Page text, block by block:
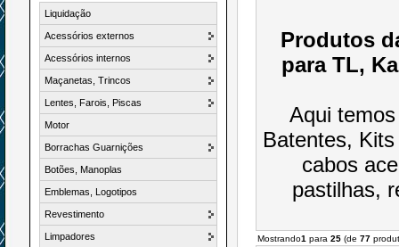
Liquidação
Acessórios externos
Acessórios internos
Maçanetas, Trincos
Lentes, Farois, Piscas
Motor
Borrachas Guarnições
Botões, Manoplas
Emblemas, Logotipos
Revestimento
Limpadores
Produtos
para TL,
Aqui
Batentes,
cabos
pastilhas,
Mostrando1 para 25 (de 77